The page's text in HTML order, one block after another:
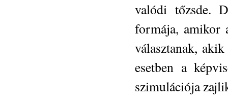
valódi tőzsde.
formája, amikor
választanak,
esetben a
szimulációja